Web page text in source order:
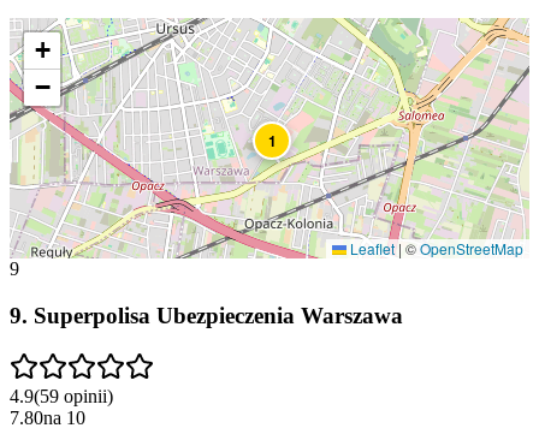
1
+
−
Leaflet | ©OpenStreetMap
9
9. Superpolisa Ubezpieczenia Warszawa
4.9(59 opinii)
7.80na 10